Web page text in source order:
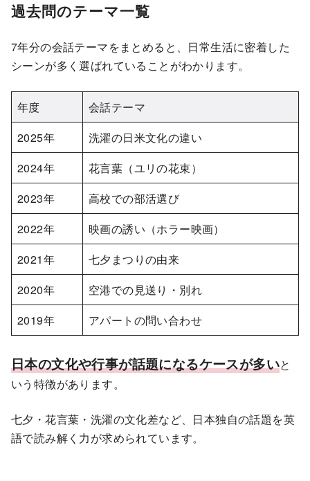
過去問のテーマ一覧
7年分の会話テーマをまとめると、日常生活に密着した
シーンが多く選ばれていることがわかります。
年度
会話テーマ
2025年
洗濯の日米文化の違い
2024年
花言葉（ユリの花束）
2023年
高校での部活選び
2022年
映画の誘い（ホラー映画）
2021年
七夕まつりの由来
2020年
空港での見送り・別れ
2019年
アパートの問い合わせ
日本の文化や行事が話題になるケースが多いと
いう特徴があります。
七夕・花言葉・洗濯の文化差など、日本独自の話題を英
語で読み解く力が求められています。